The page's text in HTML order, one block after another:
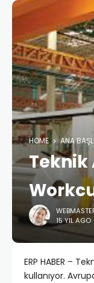
HOME ANA
15 YIL AGO
ERP HABER –
kullanıyor.